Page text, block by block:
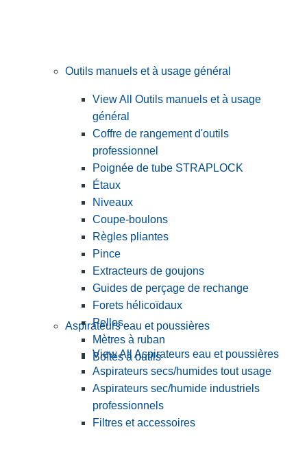
Outils manuels et à usage général
View All Outils manuels et à usage
général
Coffre de rangement d'outils
professionnel
Poignée de tube STRAPLOCK
Étaux
Niveaux
Coupe-boulons
Règles pliantes
Pince
Extracteurs de goujons
Guides de perçage de rechange
Forets hélicoïdaux
Pelles
Mètres à ruban
Boîtes à outils
Aspirateurs eau et poussières
View All Aspirateurs eau et poussières
Aspirateurs secs/humides tout usage
Aspirateurs sec/humide industriels
professionnels
Filtres et accessoires